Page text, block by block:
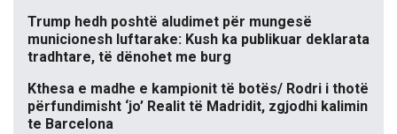
Trump hedh poshtë aludimet për mungesë
municionesh luftarake: Kush ka publikuar deklarata
tradhtare, të dënohet me burg
Kthesa e madhe e kampionit të botës/ Rodri i thotë
përfundimisht ‘jo’ Realit të Madridit, zgjodhi kalimin
te Barcelona